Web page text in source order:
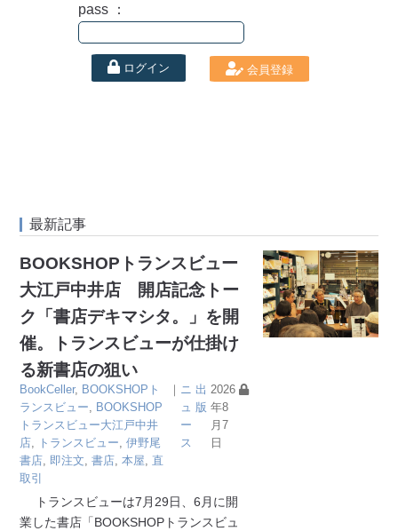
pass ：
ログイン 会員登録
最新記事
BOOKSHOPトランスビュー
大江戸中井店 開店記念トー
ク「書店デキマシタ。」を開
催。トランスビューが仕掛け
る新書店の狙い
BookCeller, BOOKSHOPト
ランスビュー, BOOKSHOP
トランスビュー大江戸中井
店, トランスビュー,伊野尾
書店, 即注文,書店,本屋, 直
取引
｜ ニ
ュ
ー
ス
出
版
2026
年8
月7
日
トランスビューは7月29日、6月に開
業した書店「BOOKSHOPトランスビュ